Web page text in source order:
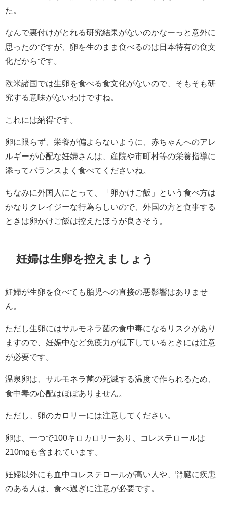
た。
なんで裏付けがとれる研究結果がないのかなーっと意外に
思ったのですが、卵を生のまま食べるのは日本特有の食文
化だからです。
欧米諸国では生卵を食べる食文化がないので、そもそも研
究する意味がないわけですね。
これには納得です。
卵に限らず、栄養が偏よらないように、赤ちゃんへのアレ
ルギーが心配な妊婦さんは、産院や市町村等の栄養指導に
添ってバランスよく食べてくださいね。
ちなみに外国人にとって、「卵かけご飯」という食べ方は
かなりクレイジーな行為らしいので、外国の方と食事する
ときは卵かけご飯は控えたほうが良さそう。
妊婦は生卵を控えましょう
妊婦が生卵を食べても胎児への直接の悪影響はありませ
ん。
ただし生卵にはサルモネラ菌の食中毒になるリスクがあり
ますので、妊娠中など免疫力が低下しているときには注意
が必要です。
温泉卵は、サルモネラ菌の死滅する温度で作られるため、
食中毒の心配はほぼありません。
ただし、卵のカロリーには注意してください。
卵は、一つで100キロカロリーあり、コレステロールは
210mgも含まれています。
妊婦以外にも血中コレステロールが高い人や、腎臓に疾患
のある人は、食べ過ぎに注意が必要です。